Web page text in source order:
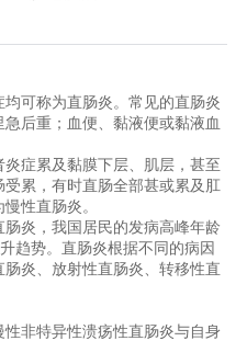
可称为直肠炎。常见的直肠炎
后重；血便、黏液便或黏液血
症累及黏膜下层、肌层，甚至
累，有时直肠全部甚或累及肛
性直肠炎。
炎，我国居民的发病高峰年龄
趋势。直肠炎根据不同的病因
炎、放射性直肠炎、转移性直
非特异性溃疡性直肠炎与自身